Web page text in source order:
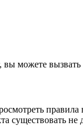
можете
существовать